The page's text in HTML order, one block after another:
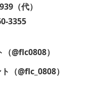
（代）
3355
@flc0808）
（@flc_0808）